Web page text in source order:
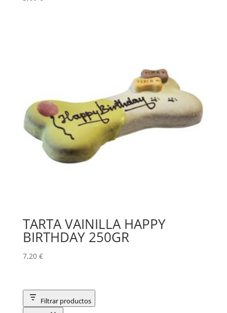
TARTA VAINILLA HAPPY
BIRTHDAY 250GR
7,20 €
Filtrar productos